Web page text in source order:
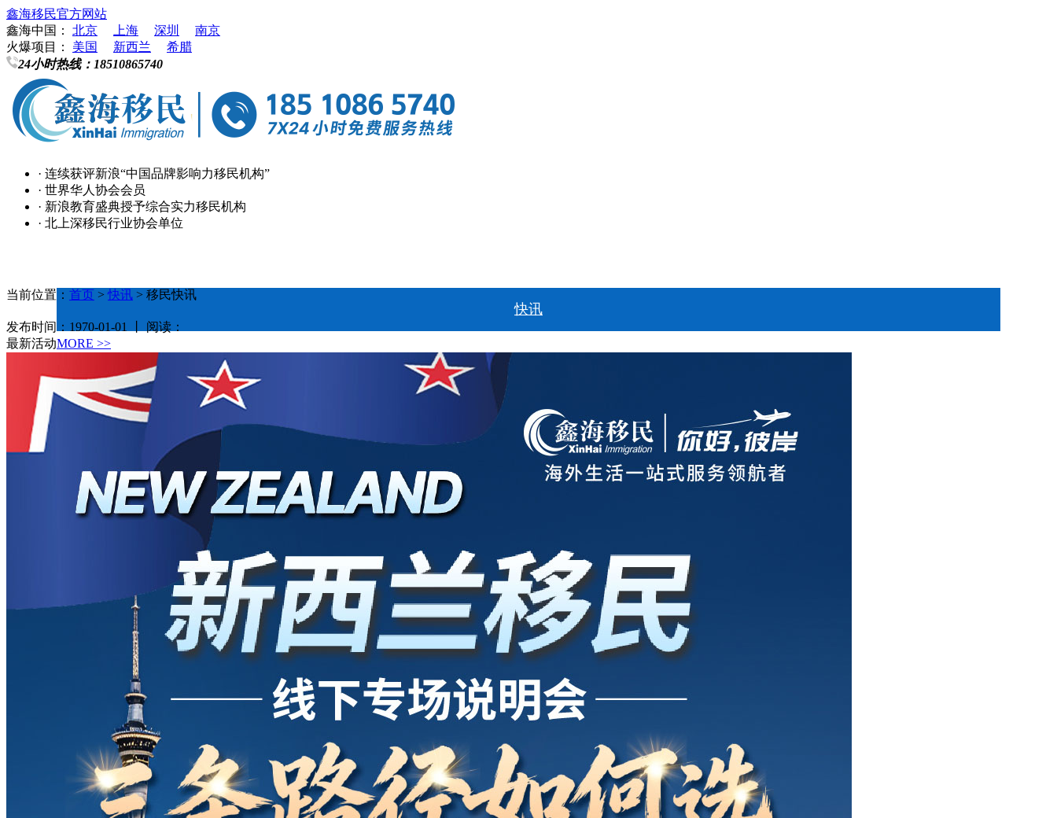
鑫海移民官方网站
鑫海中国：
北京 上海 深圳
南京
火爆项目：
美国 新西兰
希腊
24小时热线： 18510865740
· 连续获评新浪“中国品牌影响力移民机构”
· 世界华人协会会员
· 新浪教育盛典授予综合实力移民机构
· 北上深移民行业协会单位
快讯
项目
新西兰
美国
澳洲
加拿大
亚洲
海房
开户
安家
当前位置： 首页 >快讯 > 移民快讯
发布时间：1970-01-01 丨 阅读：
最新活动MORE >>